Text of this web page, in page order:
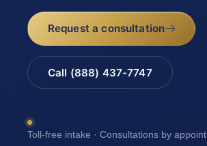
Request a consultation
Call (888) 437-7747
Toll-free intake · Consultations by